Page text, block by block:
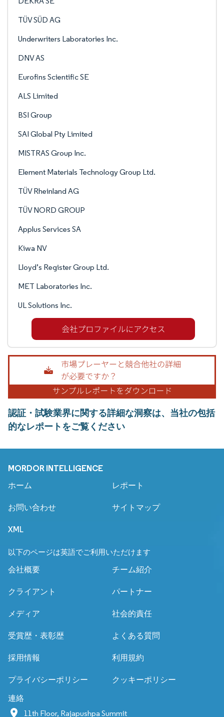
TÜV SÜD AG
Underwriters Laboratories Inc.
DNV AS
Eurofins Scientific SE
ALS Limited
BSI Group
SAI Global Pty Limited
MISTRAS Group Inc.
Element Materials Technology Group Ltd.
TÜV Rheinland AG
TÜV NORD GROUP
Applus Services SA
Kiwa NV
Lloyd’s Register Group Ltd.
MET Laboratories Inc.
UL Solutions Inc.
認証・試験業界に関する詳細な洞察は、当社の包括
的なレポートをご覧ください
MORDOR INTELLIGENCE
ホーム レポート
お問い合わせ サイトマップ
XML
以下のページは英語でご利用いただけます
会社概要 チーム紹介
クライアント パートナー
メディア 社会的責任
受賞歴・表彰歴 よくある質問
採用情報 利用規約
プライバシーポリシー クッキーポリシー
連絡
11th Floor, Rajapushpa Summit